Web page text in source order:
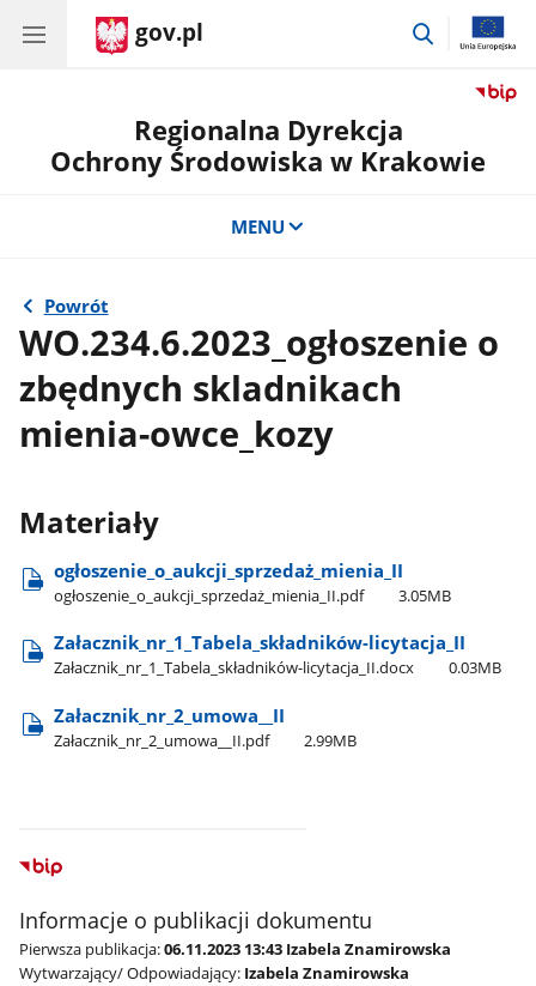
gov.pl
przejdź
Regionalna Dyrekcja
Ochrony Środowiska w Krakowie
MENU
Powrót
WO.234.6.2023_ogłoszenie o
zbędnych skladnikach
mienia-owce_kozy
Materiały
ogłoszenie​_o​_aukcji​_sprzedaż​_mienia​_II
ogłoszenie​_o​_aukcji​_sprzedaż​_mienia​_II.pdf 3.05MB
Załacznik​_nr​_1​_Tabela​_składników-licytacja​_II
Załacznik​_nr​_1​_Tabela​_składników-licytacja​_II.docx 0.03MB
Załacznik​_nr​_2​_umowa​_​_II
Załacznik​_nr​_2​_umowa​_​_II.pdf 2.99MB
Informacje o publikacji dokumentu
Pierwsza publikacja:06.11.2023 13:43 Izabela Znamirowska
Wytwarzający/ Odpowiadający: Izabela Znamirowska